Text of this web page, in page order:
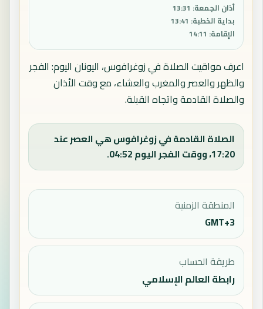
أذان الجمعة:
13:31
بداية الخطبة:
13:41
الإقامة:
14:11
اعرف مواقيت الصلاة في زوغرافوس، اليونان اليوم: الفجر
والظهر والعصر والمغرب والعشاء، مع وقت الأذان
والصلاة القادمة واتجاه القبلة.
الصلاة القادمة في زوغرافوس هي العصر عند
17:20، ووقت الفجر اليوم 04:52.
المنطقة الزمنية
GMT+3
طريقة الحساب
رابطة العالم الإسلامي